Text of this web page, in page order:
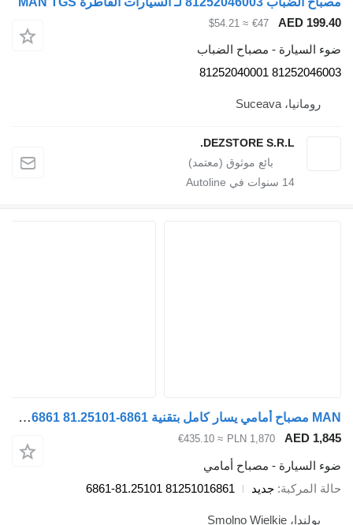
€47
≈ $54.21
- مصباح الضباب
DEZSTORE
سنوات في Autoline
MAN مصباح أمامي يسار كامل بتقنية LED 81251016861 81.25101-6861 لـ السيارات القاطرة MAN TGX TGS TG3
PLN 1,870
≈ €435.10
- مصباح أمامي
جديد 81251016861 81.25101-6861